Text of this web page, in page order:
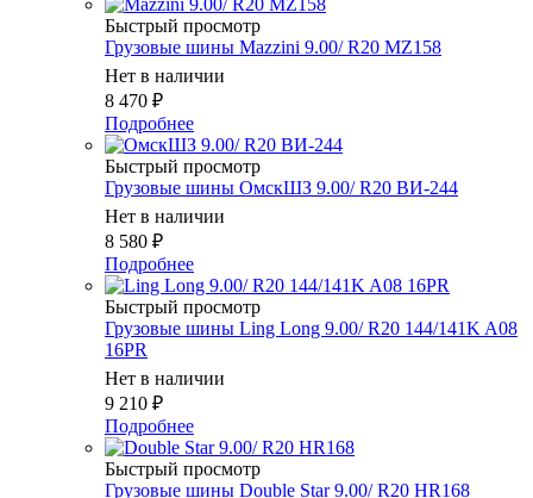
Быстрый просмотр
Грузовые шины Mazzini 9.00/ R20 MZ158
Нет в наличии
8 470 ₽
Подробнее
Быстрый просмотр
Грузовые шины ОмскШЗ 9.00/ R20 ВИ-244
Нет в наличии
8 580 ₽
Подробнее
Быстрый просмотр
Грузовые шины Ling Long 9.00/ R20 144/141K A08
16PR
Нет в наличии
9 210 ₽
Подробнее
Быстрый просмотр
Грузовые шины Double Star 9.00/ R20 HR168